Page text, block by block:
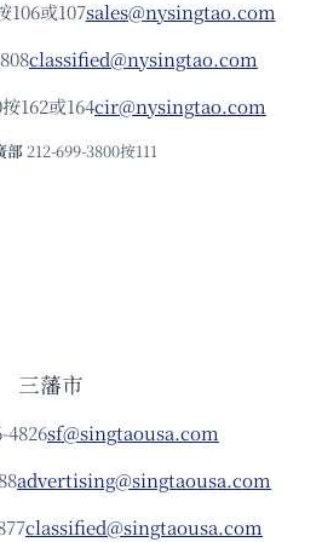
106或107sales@nysingtao.com
classified@nysingtao.com
162或164cir@nysingtao.com
部 212-699-3800按111
三藩市
4826sf@singtaousa.com
advertising@singtaousa.com
classified@singtaousa.com